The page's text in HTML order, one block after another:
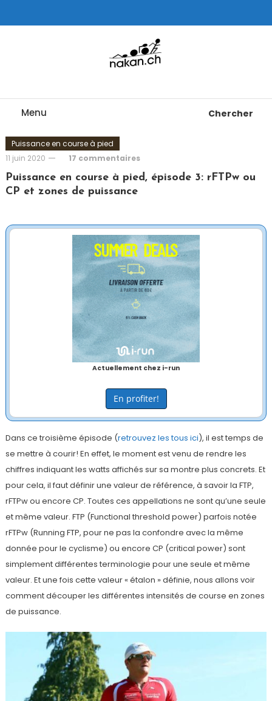
To
Menu Chercher
Puissance en course à pied
11 juin 2020
17 commentaires
Puissance en course à pied, épisode 3: rFTPw ou
CP et zones de puissance
Actuellement chez i-run
En profiter!
Dans ce troisième épisode (retrouvez les tous ici), il est temps de
se mettre à courir! En effet, le moment est venu de rendre les
chiffres indiquant les watts affichés sur sa montre plus concrets. Et
pour cela, il faut définir une valeur de référence, à savoir la FTP,
rFTPw ou encore CP. Toutes ces appellations ne sont qu’une seule
et même valeur. FTP (Functional threshold power) parfois notée
rFTPw (Running FTP, pour ne pas la confondre avec la même
donnée pour le cyclisme) ou encore CP (critical power) sont
simplement différentes terminologie pour une seule et même
valeur. Et une fois cette valeur « étalon » définie, nous allons voir
comment découper les différentes intensités de course en zones
de puissance.